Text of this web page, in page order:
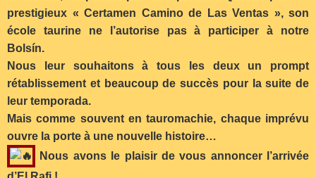
prestigieux « Certamen Camino de Las Ventas », son
école taurine ne l’autorise pas à participer à notre
Bolsín.
Nous leur souhaitons à tous les deux un prompt
rétablissement et beaucoup de succès pour la suite de
leur temporada.
Mais comme souvent en tauromachie, chaque imprévu
ouvre la porte à une nouvelle histoire…
Nous avons le plaisir de vous annoncer l’arrivée